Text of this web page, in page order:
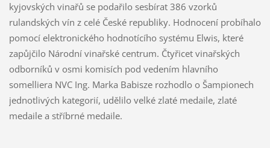
kyjovských vinařů se podařilo sesbírat 386 vzorků
rulandských vín z celé České republiky. Hodnocení probíhalo
pomocí elektronického hodnotícího systému Elwis, které
zapůjčilo Národní vinařské centrum. Čtyřicet vinařských
odborníků v osmi komisích pod vedením hlavního
somelliera NVC Ing. Marka Babisze rozhodlo o Šampionech
jednotlivých kategorií, udělilo velké zlaté medaile, zlaté
medaile a stříbrné medaile.